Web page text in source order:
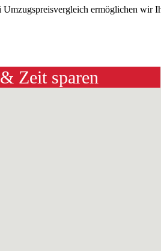
ermöglichen wir
Zeit sparen